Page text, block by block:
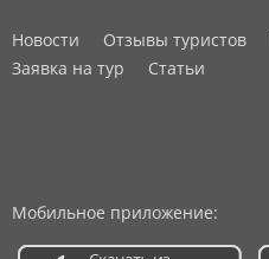
Новости Отзывы туристов
Заявка на тур
Статьи
Мобильное приложение: